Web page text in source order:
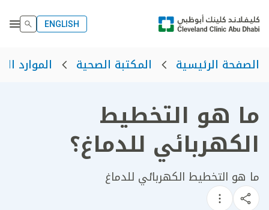
ENGLISH
الصفحة الرئيسية المكتبة الصحية الموارد
ما هو التخطيط
الكهربائي للدماغ؟
ما هو التخطيط الكهربائي للدماغ